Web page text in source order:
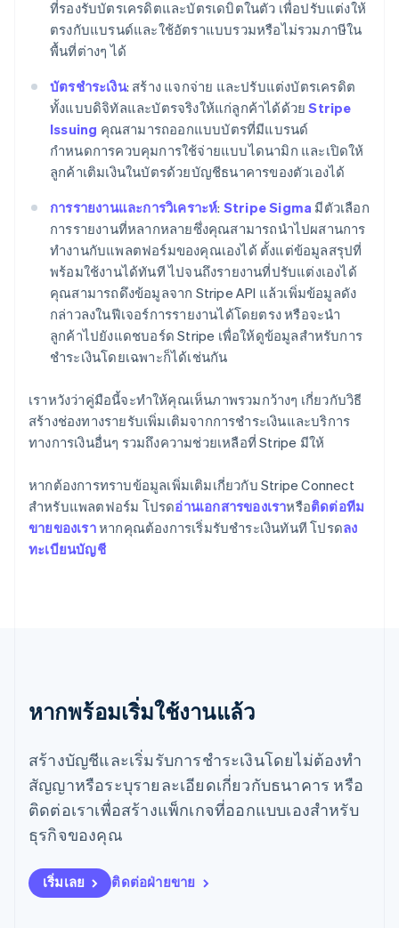
ที่รองรับบัตรเครดิตและบัตรเดบิตในตัว เพื่อปรับแต่งให้
ตรงกับแบรนด์และใช้อัตราแบบรวมหรือไม่รวมภาษีใน
พื้นที่ต่างๆ ได้
บัตรชำระเงิน: สร้าง แจกจ่าย และปรับแต่งบัตรเครดิต
ทั้งแบบดิจิทัลและบัตรจริงให้แก่ลูกค้าได้ด้วยStripe
Issuing คุณสามารถออกแบบบัตรที่มีแบรนด์
กำหนดการควบคุมการใช้จ่ายแบบไดนามิก และเปิดให้
ลูกค้าเติมเงินในบัตรด้วยบัญชีธนาคารของตัวเองได้
การรายงานและการวิเคราะห์: Stripe Sigma มีตัวเลือก
การรายงานที่หลากหลายซึ่งคุณสามารถนำไปผสานการ
ทำงานกับแพลตฟอร์มของคุณเองได้ ตั้งแต่ข้อมูลสรุปที่
พร้อมใช้งานได้ทันที ไปจนถึงรายงานที่ปรับแต่งเองได้
คุณสามารถดึงข้อมูลจาก Stripe API แล้วเพิ่มข้อมูลดัง
กล่าวลงในฟีเจอร์การรายงานได้โดยตรง หรือจะนำ
ลูกค้าไปยังแดชบอร์ด Stripe เพื่อให้ดูข้อมูลสำหรับการ
ชำระเงินโดยเฉพาะก็ได้เช่นกัน
เราหวังว่าคู่มือนี้จะทำให้คุณเห็นภาพรวมกว้างๆ เกี่ยวกับวิธี
สร้างช่องทางรายรับเพิ่มเติมจากการชำระเงินและบริการ
ทางการเงินอื่นๆ รวมถึงความช่วยเหลือที่ Stripe มีให้
หากต้องการทราบข้อมูลเพิ่มเติมเกี่ยวกับ Stripe Connect
สำหรับแพลตฟอร์ม โปรดอ่านเอกสารของเราหรือติดต่อทีม
ขายของเราหากคุณต้องการเริ่มรับชำระเงินทันที โปรดลง
ทะเบียนบัญชี
หากพร้อมเริ่มใช้งานแล้ว
สร้างบัญชีและเริ่มรับการชำระเงินโดยไม่ต้องทำ
สัญญาหรือระบุรายละเอียดเกี่ยวกับธนาคาร หรือ
ติดต่อเราเพื่อสร้างแพ็กเกจที่ออกแบบเองสำหรับ
ธุรกิจของคุณ
เริ่มเลย ติดต่อฝ่ายขาย
English
ญี่ปุ่น
日本語English
English
ไทย
English
นอร์เวย์
English
นิวซีแลนด์
เนเธอร์แลนด์
NederlandsEnglish
บราซิล
PortuguêsEnglish
บัลแกเรีย
English
เบลเยียม
NederlandsFrançaisDeutschEnglish
โปรตุเกส
โปแลนด์
English
ฝรั่งเศส
FrançaisEnglish
English Svenska
มอลตา
มาเลเซีย
English简体中文
English
ลักเซมเบิร์ก
ลัตเวีย
English
ลิกเตนสไตน์
DeutschEnglish
ลิทัวเนีย
สเปน
EspañolEnglish
สโลวาเกีย